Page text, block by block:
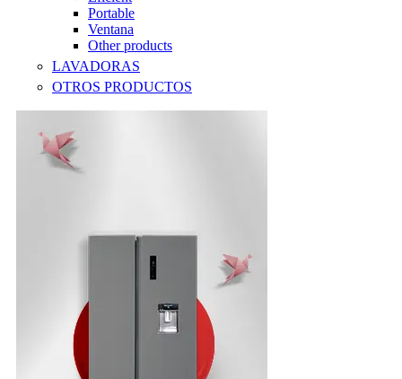
Portable
Ventana
Other products
LAVADORAS
OTROS PRODUCTOS